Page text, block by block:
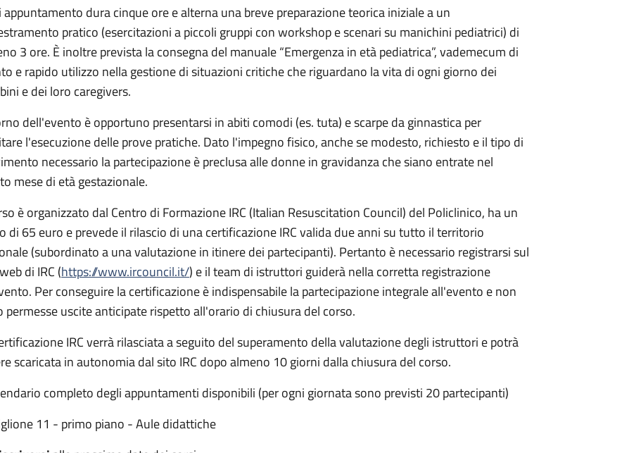
appuntamento dura cinque ore e alterna una breve preparazione teorica iniziale a un
pratico (esercitazioni a piccoli gruppi con workshop e scenari su manichini pediatrici) di
3 ore. È inoltre prevista la consegna del manuale “Emergenza in età pediatrica”, vademecum di
e rapido utilizzo nella gestione di situazioni critiche che riguardano la vita di ogni giorno dei
e dei loro caregivers.
dell'evento è opportuno presentarsi in abiti comodi (es. tuta) e scarpe da ginnastica per
l'esecuzione delle prove pratiche. Dato l'impegno fisico, anche se modesto, richiesto e il tipo di
necessario la partecipazione è preclusa alle donne in gravidanza che siano entrate nel
mese di età gestazionale.
è organizzato dal Centro di Formazione IRC (Italian Resuscitation Council) del Policlinico, ha un
di 65 euro e prevede il rilascio di una certificazione IRC valida due anni su tutto il territorio
(subordinato a una valutazione in itinere dei partecipanti). Pertanto è necessario registrarsi sul
di IRC (https://www.ircouncil.it/) e il team di istruttori guiderà nella corretta registrazione
Per conseguire la certificazione è indispensabile la partecipazione integrale all'evento e non
permesse uscite anticipate rispetto all'orario di chiusura del corso.
IRC verrà rilasciata a seguito del superamento della valutazione degli istruttori e potrà
scaricata in autonomia dal sito IRC dopo almeno 10 giorni dalla chiusura del corso.
completo degli appuntamenti disponibili (per ogni giornata sono previsti 20 partecipanti)
11 - primo piano - Aule didattiche